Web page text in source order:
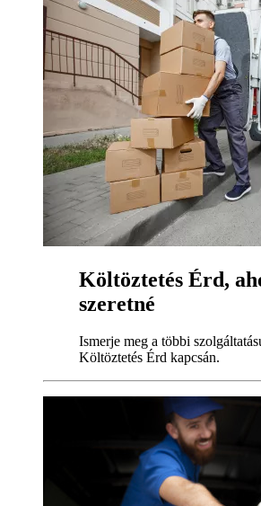
Költöztetés Érd,
szeretné
Ismerje meg a többi
Költöztetés Érd kapcsán.